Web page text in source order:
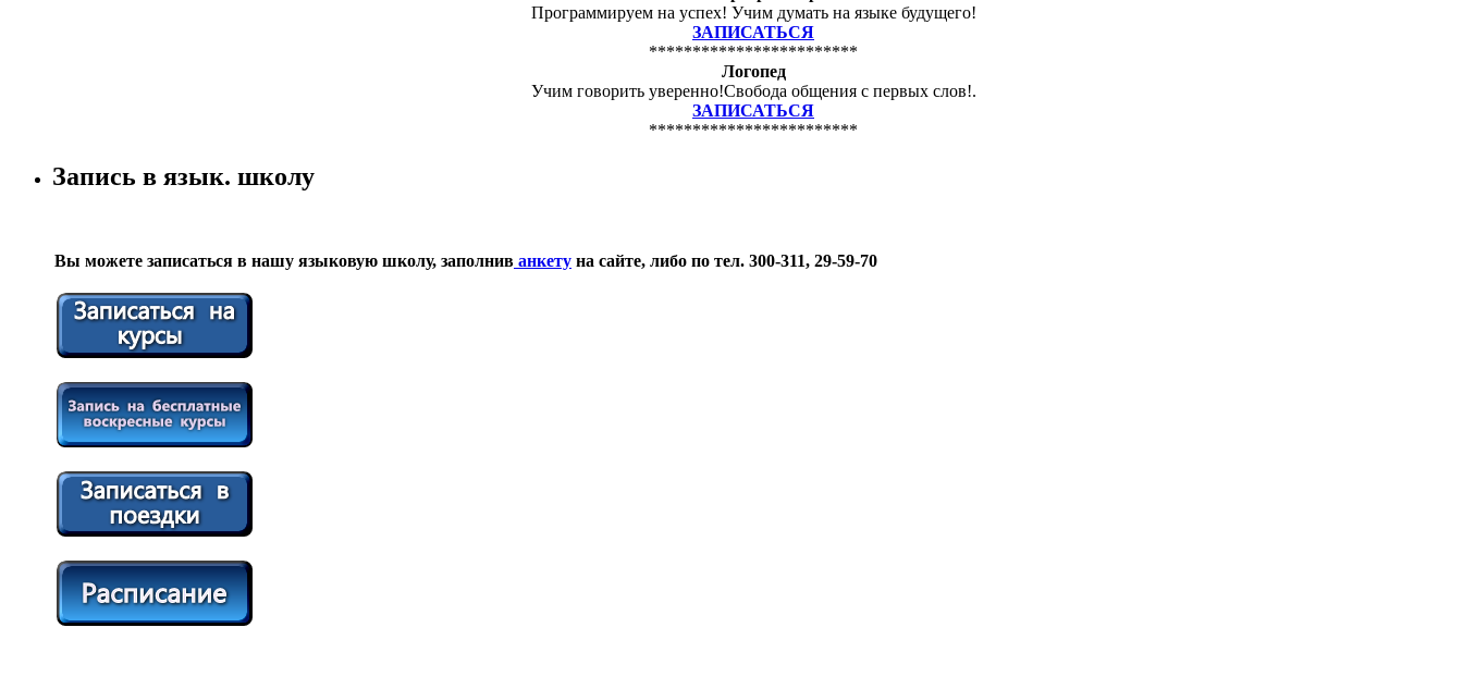
Программируем на успех! Учим думать на языке будущего!
ЗАПИСАТЬСЯ
************************
Логопед
Учим говорить уверенно!Свобода общения с первых слов!.
ЗАПИСАТЬСЯ
************************
Запись в язык. школу
Вы можете записаться в нашу языковую школу, заполнив анкету на сайте, либо по тел. 300-311, 29-59-70